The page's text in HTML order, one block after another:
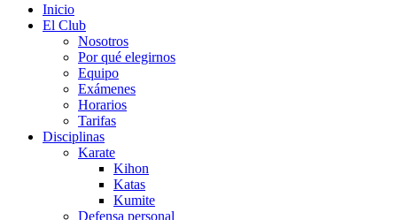
Inicio
El Club
Nosotros
Por qué elegirnos
Equipo
Exámenes
Horarios
Tarifas
Disciplinas
Karate
Kihon
Katas
Kumite
Defensa personal